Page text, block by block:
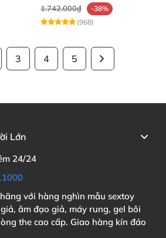
1.742.000₫
-38%
(968)
3 4 5
Lớn
24/24
với hàng nghìn mẫu sextoy
âm đạo giả, máy rung, gel bôi
the cao cấp. Giao hàng kín đáo